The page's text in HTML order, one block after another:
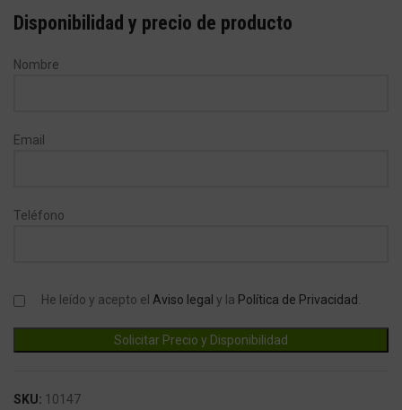
Disponibilidad y precio de producto
Nombre
Email
Teléfono
He leído y acepto el Aviso legal y la Política de Privacidad
SKU: 10147